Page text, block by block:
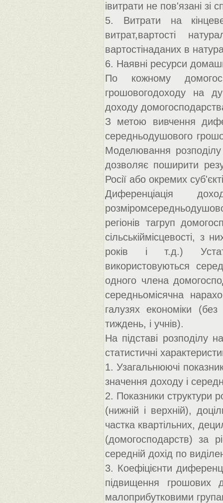
івитрати не пов'язані зі
5. Витрати на
витрат,вартості
вартостінаданих в
6. Наявні ресурси
По кожному
грошовогодоходу на
доходу
З метою вивчення
середньодушового
Моделювання
дозволяє поширити
Росії або окремих
Диференціація
регіонів тагруп
сільськіймісцевості, з
років і т.д.)
використовуються
одного члена
середньомісячна
галузях економіки
тиждень, і учнів).
На підставі розподілу
статистичні
1. Узагальнюючі
значення доходу і
2. Показники структури
(нижній і верхній),
частка квартільних,
(домогосподарств) за
середній дохід по
3. Коефіцієнти
підвищення грошових
малоприбутковими